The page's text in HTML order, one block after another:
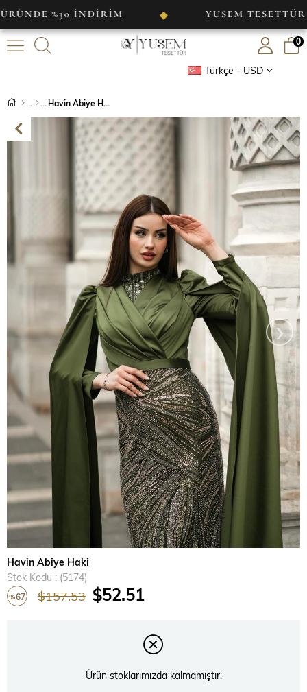
%30 İNDİRİM ◆ YUSEM TESETTÜR
Türkçe - USD
0
Havin Abiye Haki
›
Havin Abiye Haki
Stok Kodu
(5174)
%67 $157.53 $52.51
Ürün stoklarımızda kalmamıştır.